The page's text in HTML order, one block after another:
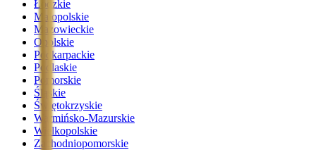
Łódzkie
Małopolskie
Mazowieckie
Opolskie
Podkarpackie
Podlaskie
Pomorskie
Śląskie
Świętokrzyskie
Warmińsko-Mazurskie
Wielkopolskie
Zachodniopomorskie